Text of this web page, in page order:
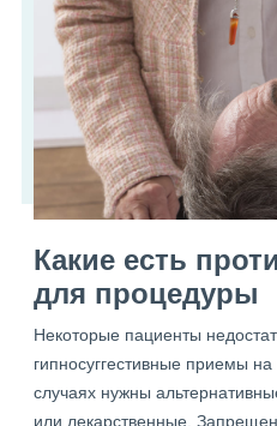
Какие есть
для процедуры
Некоторые пациенты
гипносуггестивные приемы
случаях нужны
или лекарственные.